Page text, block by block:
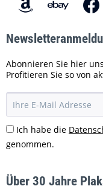
Abonnieren Sie hier
Profitieren Sie so von
Ich habe die
genommen.
Über 30 Jahre